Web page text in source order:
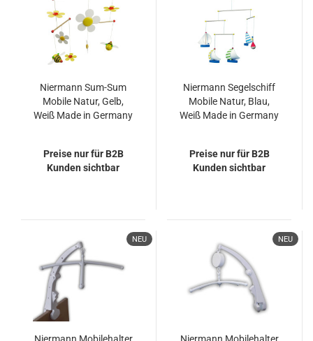
Niermann Sum-Sum
Mobile Natur, Gelb,
Weiß Made in Germany
Preise nur für B2B
Kunden sichtbar
Niermann Segelschiff
Mobile Natur, Blau,
Weiß Made in Germany
Preise nur für B2B
Kunden sichtbar
NEU NEU